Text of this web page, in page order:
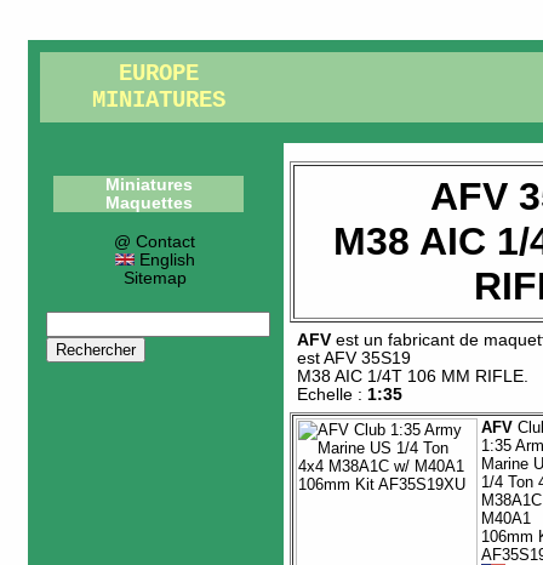
EUROPE
MINIATURES
Miniatures
Maquettes
@ Contact
English
Sitemap
AFV
M38 AIC
AFV est un fabricant de
estAFV 35S19
M38 AIC 1/4T 106 MM RIFLE
Echelle : 1:35
AFV
1:35
Marine
1/4 Ton
M40A1
106mm